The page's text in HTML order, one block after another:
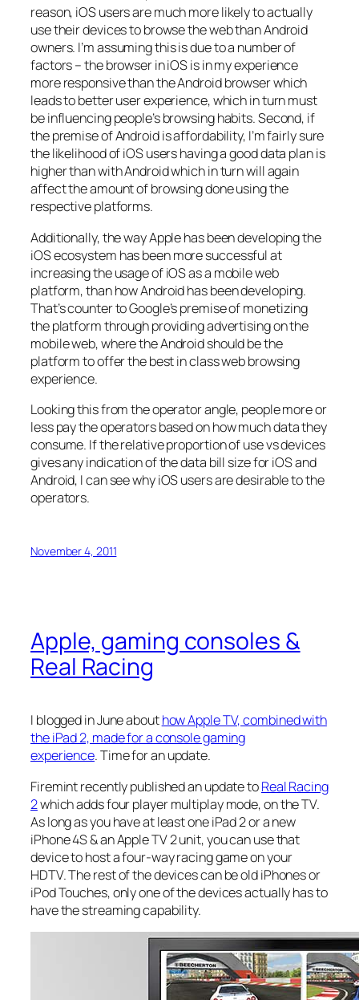
reason, iOS users are much more likely to actually
use their devices to browse the web than Android
owners. I’m assuming this is due to a number of
factors – the browser in iOS is in my experience
more responsive than the Android browser which
leads to better user experience, which in turn must
be influencing people’s browsing habits. Second, if
the premise of Android is affordability, I’m fairly sure
the likelihood of iOS users having a good data plan is
higher than with Android which in turn will again
affect the amount of browsing done using the
respective platforms.
Additionally, the way Apple has been developing the
iOS ecosystem has been more successful at
increasing the usage of iOS as a mobile web
platform, than how Android has been developing.
That’s counter to Google’s premise of monetizing
the platform through providing advertising on the
mobile web, where the Android should be the
platform to offer the best in class web browsing
experience.
Looking this from the operator angle, people more or
less pay the operators based on how much data they
consume. If the relative proportion of use vs devices
gives any indication of the data bill size for iOS and
Android, I can see why iOS users are desirable to the
operators.
November 4, 2011
Apple, gaming consoles &
Real Racing
I blogged in June abouthow Apple TV, combined with
the iPad 2, made for a console gaming
experience. Time for an update.
Firemint recently published an update toReal Racing
2which adds four player multiplay mode, on the TV.
As long as you have at least one iPad 2 or a new
iPhone 4S & an Apple TV 2 unit, you can use that
device to host a four-way racing game on your
HDTV. The rest of the devices can be old iPhones or
iPod Touches, only one of the devices actually has to
have the streaming capability.